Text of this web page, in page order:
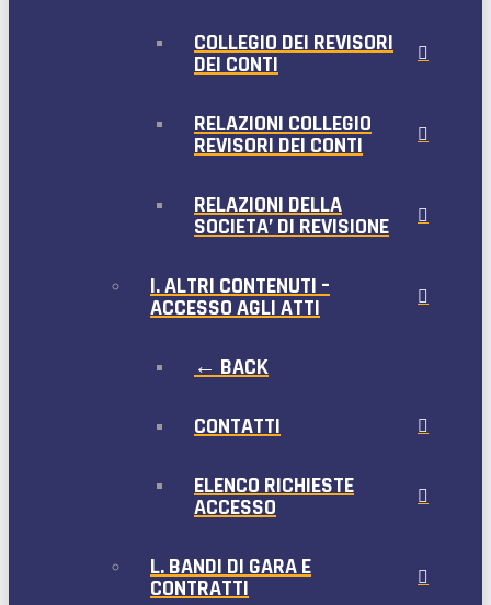
COLLEGIO DEI REVISORI
DEI CONTI
RELAZIONI COLLEGIO
REVISORI DEI CONTI
RELAZIONI DELLA
SOCIETA’ DI REVISIONE
I. ALTRI CONTENUTI –
ACCESSO AGLI ATTI
← BACK
CONTATTI
ELENCO RICHIESTE
ACCESSO
L. BANDI DI GARA E
CONTRATTI